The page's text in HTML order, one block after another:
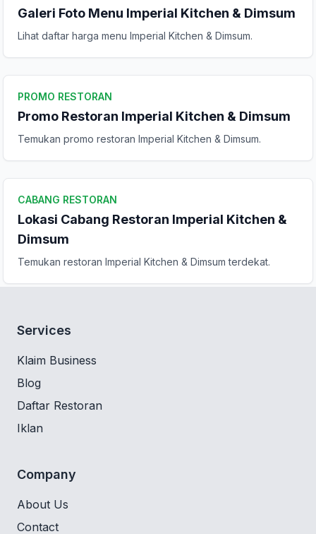
Galeri Foto Menu Imperial Kitchen & Dimsum
Lihat daftar harga menu Imperial Kitchen & Dimsum.
PROMO RESTORAN
Promo Restoran Imperial Kitchen & Dimsum
Temukan promo restoran Imperial Kitchen & Dimsum.
CABANG RESTORAN
Lokasi Cabang Restoran Imperial Kitchen &
Dimsum
Temukan restoran Imperial Kitchen & Dimsum terdekat.
Services
Klaim Business
Blog
Daftar Restoran
Iklan
Company
About Us
Contact